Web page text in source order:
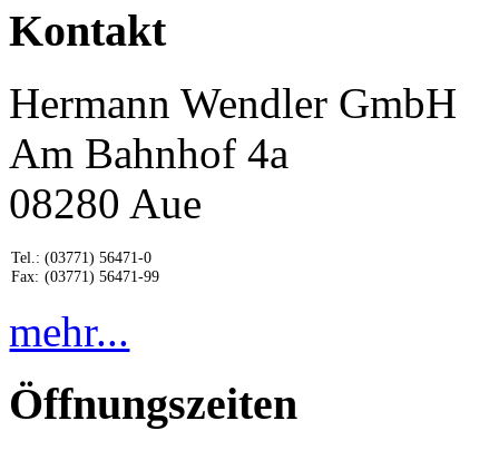
Kontakt
Hermann Wendler GmbH
Am Bahnhof 4a
08280 Aue
Tel.:
Fax:
(03771) 56471-0
(03771) 56471-99
mehr...
Öffnungszeiten